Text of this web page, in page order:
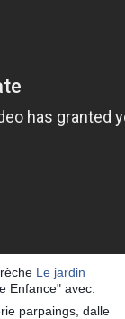
Le jardin
Enfance" avec:
parpaings, dalle